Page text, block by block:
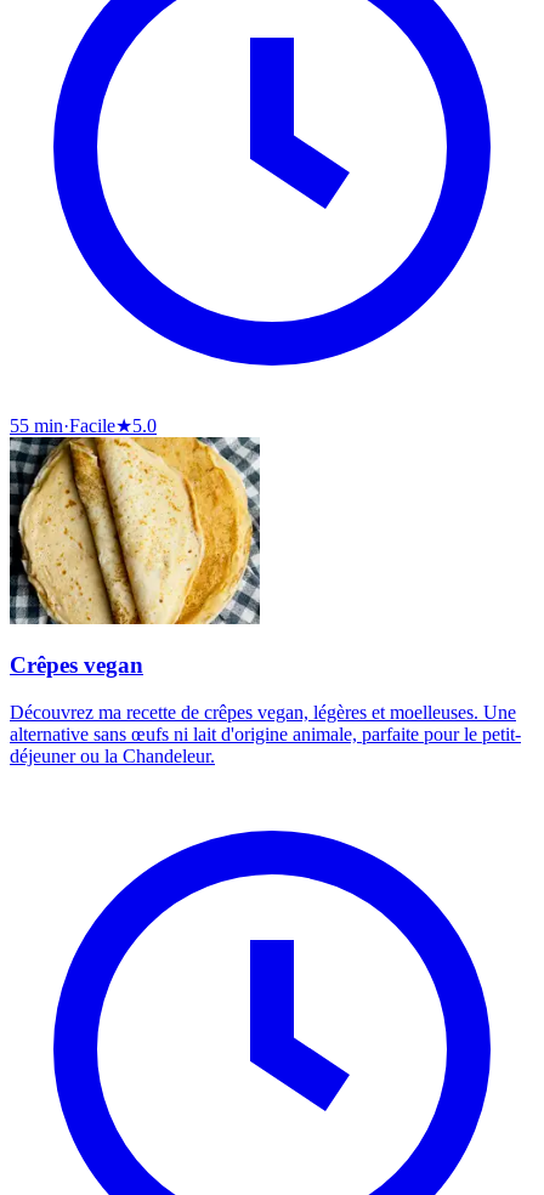
55 min·Facile★5.0
Crêpes vegan
Découvrez ma recette de crêpes vegan, légères et moelleuses. Une
alternative sans œufs ni lait d'origine animale, parfaite pour le petit-
déjeuner ou la Chandeleur.